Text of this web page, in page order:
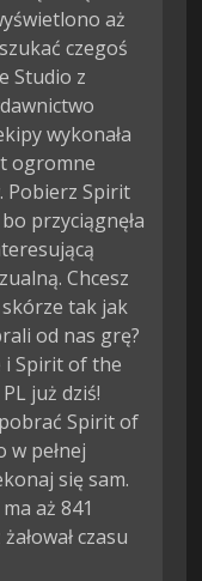
aż
czegoś
Studio z
wykonała
ogromne
Pobierz Spirit
przyciągnęła
Chcesz
tak jak
od nas grę?
Spirit of the
już dziś!
Spirit of
pełnej
się sam.
aż 841
czasu